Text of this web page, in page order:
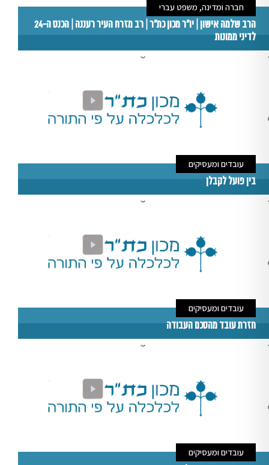
חברה ומדינה, משפט עברי
הרב שלמה אישון | יו"ר מכון כת"ר | רב מזרח העיר רעננה | הכנס ה-24
לדיני ממונות
עובדים ומעסיקים
בין פועל לקבלן
עובדים ומעסיקים
חזרת עובד מהסכם העבודה
עובדים ומעסיקים